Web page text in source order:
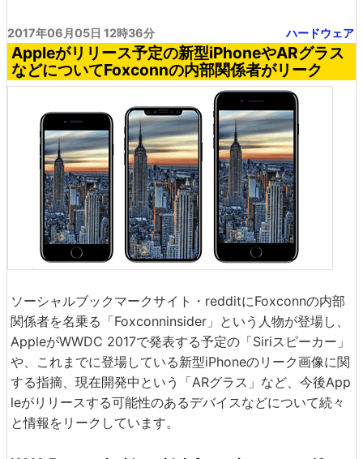
2017年06月05日 12時36分 ハードウェア
Appleがリリース予定の新型iPhoneやARグラス
などについてFoxconnの内部関係者がリーク
ソーシャルブックマークサイト・redditにFoxconnの内部
関係者を名乗る「Foxconninsider」という人物が登場し、
AppleがWWDC 2017で発表する予定の「Siriスピーカー」
や、これまでに登場している新型iPhoneのリーク画像に関
する指摘、現在開発中という「ARグラス」など、今後App
leがリリースする可能性のあるデバイスなどについて続々
と情報をリークしています。